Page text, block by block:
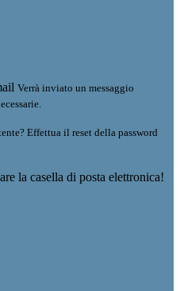
Verrà inviato un messaggio
Effettua il reset della password
la casella di posta elettronica!